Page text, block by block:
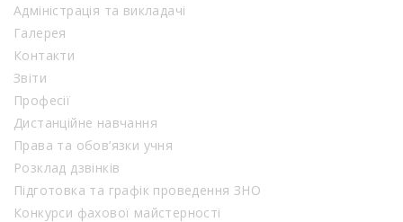
Адміністрація та викладачі
Галерея
Контакти
Звіти
Професії
Дистанційне навчання
Права та обов’язки учня
Розклад дзвінків
Підготовка та графік проведення ЗНО
Конкурси фахової майстерності